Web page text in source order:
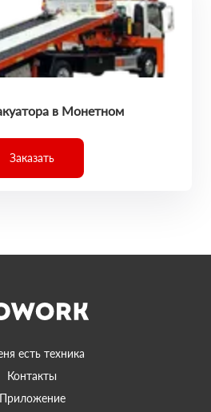
в Монетном
Заказать
есть техника
Контакты
Приложение